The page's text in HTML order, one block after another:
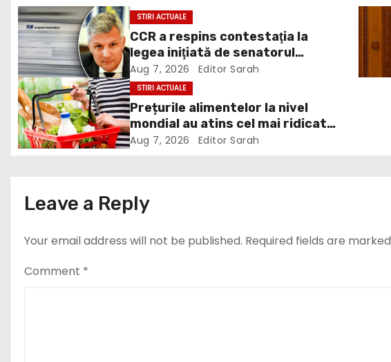
n
a
v
i
g
i
o
n
STIRI ACTUALE
CCR a respins contestaţia la
legea iniţiată de senatorul
Zamfir de la PSD, care permite
reluarea construcţiei
hidrocentralelor din zonele
protejate
Aug 7, 2026 Editor Sarah
STIRI ACTUALE
Prețurile alimentelor la nivel
mondial au atins cel mai ridicat
nivel din ultimii peste trei ani. În
războiul din Ucraina va perturba
din nou exporturile prin Marea
Neagră.
Aug 7, 2026 Editor Sarah
Leave a Reply
Your email address will not be published. Required fields are marked
Comment *